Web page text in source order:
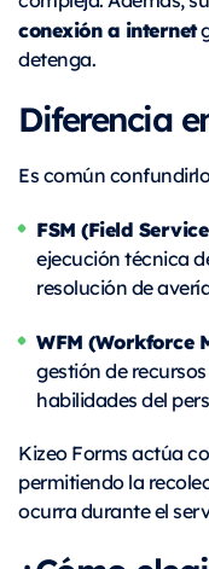
conexión a internet
detenga.
Diferencia
Es común
FSM (Field
ejecución técnica
resolución de
WFM (Workforce
gestión de
habilidades del
Kizeo Forms actúa
permitiendo la
ocurra durante el